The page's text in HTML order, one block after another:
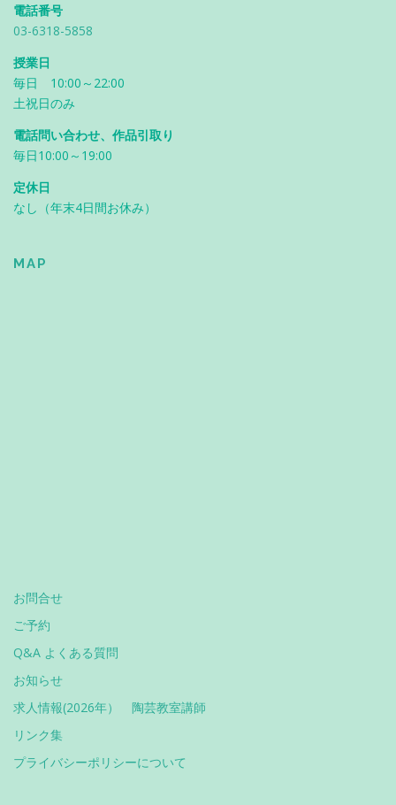
電話番号
03-6318-5858
授業日
毎日 10:00～22:00
土祝日のみ
電話問い合わせ、作品引取り
毎日10:00～19:00
定休日
なし（年末4日間お休み）
MAP
お問合せ
ご予約
Q&A よくある質問
お知らせ
求人情報(2026年） 陶芸教室講師
リンク集
プライバシーポリシーについて